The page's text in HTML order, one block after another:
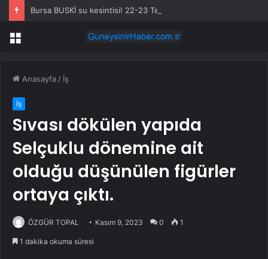
Menü
Anasayfa / İş
İş
Sıvası dökülen yapıda
Selçuklu dönemine ait
olduğu düşünülen figürler
ortaya çıktı.
ÖZGÜR TOPAL Kasım 9, 2023 0 1
1 dakika okuma süresi